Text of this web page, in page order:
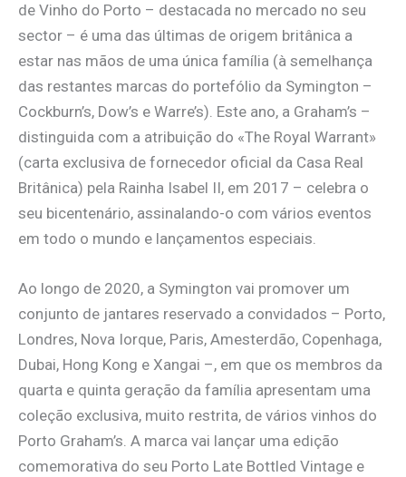
de Vinho do Porto – destacada no mercado no seu
sector – é uma das últimas de origem britânica a
estar nas mãos de uma única família (à semelhança
das restantes marcas do portefólio da Symington –
Cockburn’s, Dow’s e Warre’s). Este ano, a Graham’s –
distinguida com a atribuição do «The Royal Warrant»
(carta exclusiva de fornecedor oficial da Casa Real
Britânica) pela Rainha Isabel II, em 2017 – celebra o
seu bicentenário, assinalando-o com vários eventos
em todo o mundo e lançamentos especiais.
Ao longo de 2020, a Symington vai promover um
conjunto de jantares reservado a convidados – Porto,
Londres, Nova Iorque, Paris, Amesterdão, Copenhaga,
Dubai, Hong Kong e Xangai –, em que os membros da
quarta e quinta geração da família apresentam uma
coleção exclusiva, muito restrita, de vários vinhos do
Porto Graham’s. A marca vai lançar uma edição
comemorativa do seu Porto Late Bottled Vintage e